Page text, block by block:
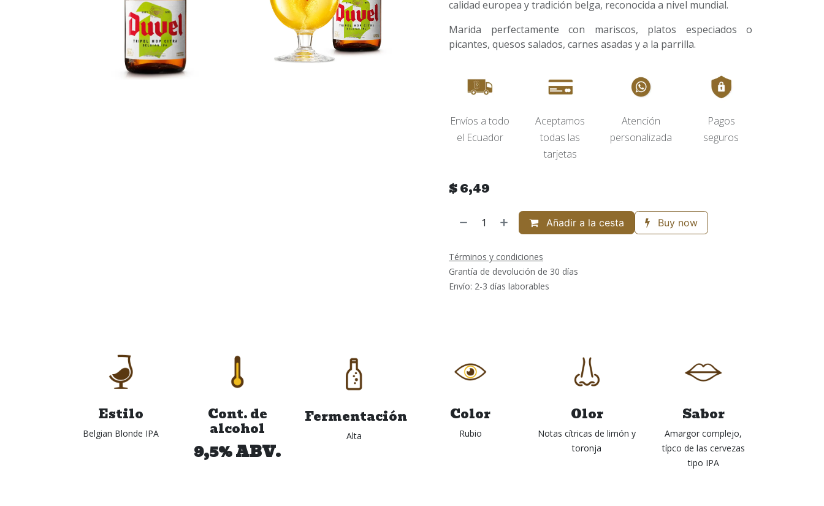
calidad europea y tradición belga, reconocida a nivel mundial.
Marida perfectamente con mariscos, platos especiados o
picantes, quesos salados, carnes asadas y a la parrilla.
Envíos​ a todo
el Ecuador
Aceptamos
todas las
tarjetas
Atención
personalizada
Pagos
seguros
$6,49
Añadir a la cesta Buy now
Términos y condiciones
Grantía de devolución de 30 días
Envío: 2-3 días laborables
Estilo
Belgian Blonde IPA
Cont. de
alcohol
9,5% ABV.
Fermentación
Alta
Color
Rubio
Olor
Notas cítricas de limón y
toronja
Sabor
Amargor complejo,
típco de las cervezas
tipo IPA